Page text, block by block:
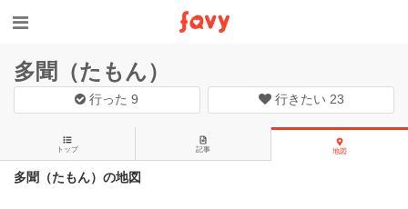
多聞（たもん）
行った9 行きたい 23
トップ 記事 地図
多聞（たもん）の地図